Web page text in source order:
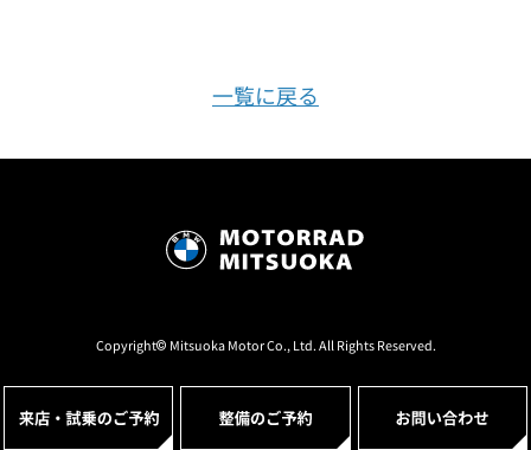
一覧に戻る
Copyright© Mitsuoka Motor Co., Ltd. All Rights Reserved.